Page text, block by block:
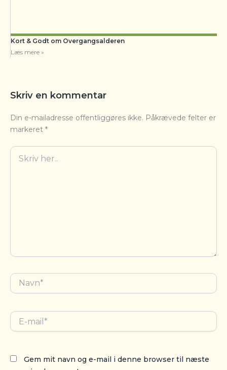
Kort & Godt om Overgangsalderen
Læs mere »
Skriv en kommentar
Din e-mailadresse offentliggøres ikke. Påkrævede felter er
markeret *
Skriv
her..
Navn*
E-
mail*
Gem mit navn og e-mail i denne browser til næste